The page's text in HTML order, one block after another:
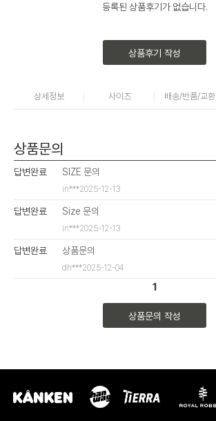
등록된 상품후기가 없습니다.
상품후기 작성
상세정보 사이즈 배송/반품/교환
상품문의
답변완료 SIZE 문의
in***2025-12-13
답변완료 Size 문의
in***2025-12-13
답변완료 상품문의
dh***2025-12-04
1
상품문의 작성